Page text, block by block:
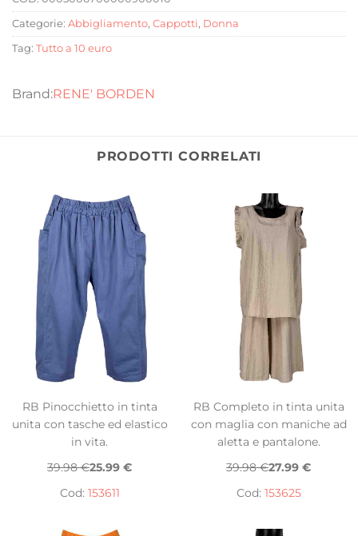
Categorie: Abbigliamento, Cappotti, Donna
Tag: Tutto a 10 euro
RENE' BORDEN
PRODOTTI CORRELATI
RB Pinocchietto in tinta
unita con tasche ed elastico
in vita.
39.98 €25.99 €
Cod: 153611
RB Completo in tinta unita
con maglia con maniche ad
aletta e pantalone.
39.98 €27.99 €
Cod: 153625